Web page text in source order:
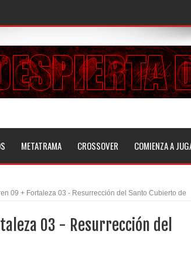
METATRAMA CROSSOVER COMIENZA A
09 + Fortaleza 03 - Resurrección del Santo Cubierto de
03 - Resurrección del